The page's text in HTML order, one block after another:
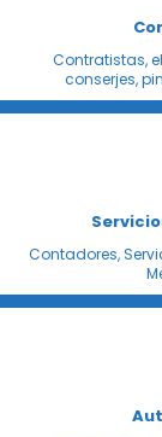
Contratistas,
conserjes,
Contadores,